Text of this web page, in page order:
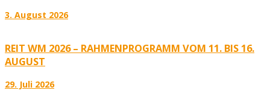
3. August 2026
REIT WM 2026 – RAHMENPROGRAMM VOM 11. BIS 16.
AUGUST
29. Juli 2026